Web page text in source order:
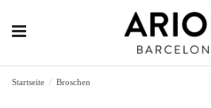
Startseite Broschen